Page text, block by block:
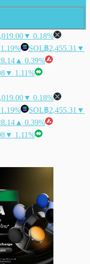
▼ 0.18%
SOL฿2,455.31 ▼
▲ 0.39%
▼ 1.11%
▼ 0.18%
SOL฿2,455.31 ▼
▲ 0.39%
▼ 1.11%